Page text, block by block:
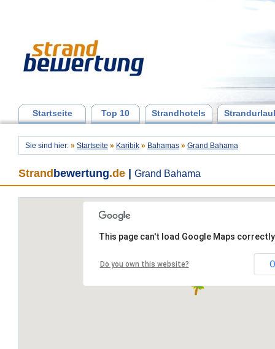
Startseite Top 10 Strandhotels
Sie sind hier: » Startseite » Karibik » Bahamas » Grand Bahama
Strand bewertung.de Grand Bahama
This page can't load Google Maps
Do you own this website?